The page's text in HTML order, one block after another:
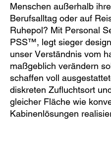
Menschen außerhalb
Berufsalltag oder auf
Ruhepol? Mit Personal
PSS™, legt sieger
unser Verständnis vom
maßgeblich verändern
schaffen voll
diskreten Zufluchtsort
gleicher Fläche wie
Kabinenlösungen